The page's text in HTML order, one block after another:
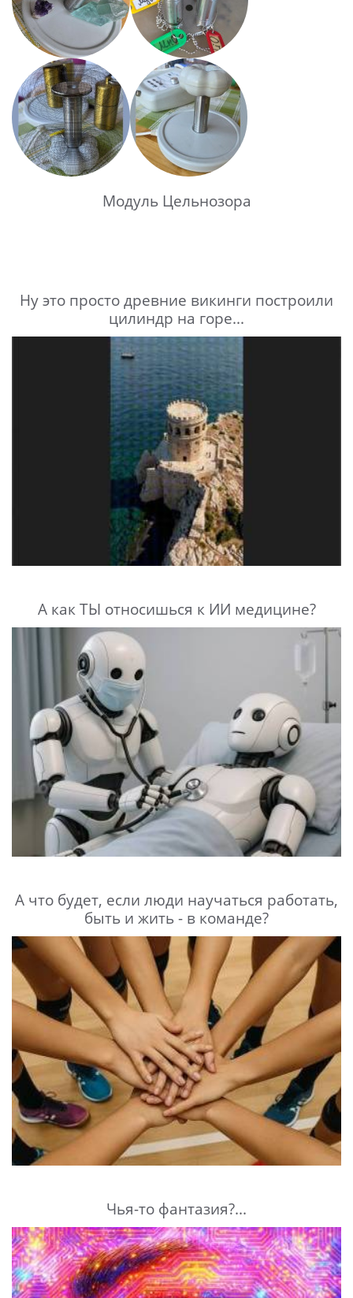
Модуль Цельнозора
Ну это просто древние викинги построили
цилиндр на горе...
А как ТЫ относишься к ИИ медицине?
А что будет, если люди научаться работать,
быть и жить - в команде?
Чья-то фантазия?...